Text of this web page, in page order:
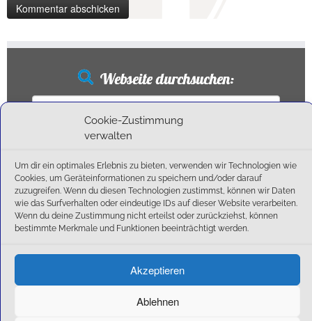
Cookie-Zustimmung
verwalten
Um dir ein optimales Erlebnis zu bieten, verwenden wir Technologien wie
Cookies, um Geräteinformationen zu speichern und/oder darauf
zuzugreifen. Wenn du diesen Technologien zustimmst, können wir Daten
wie das Surfverhalten oder eindeutige IDs auf dieser Website verarbeiten.
Wenn du deine Zustimmung nicht erteilst oder zurückziehst, können
bestimmte Merkmale und Funktionen beeinträchtigt werden.
Akzeptieren
Ablehnen
Webseite durchsuchen:
Suchen
Neueste Beiträge
Ballschule erweitert!
6:1-Triumph im Heimfinale: Der SC Olching schießt sich zurück in die Landesliga!
Außensaison 2025
Start am 01. September!